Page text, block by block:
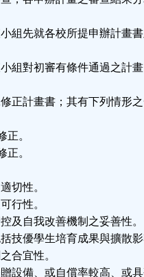
就各校所提申辦計畫書
初審有條件通過之計畫
畫書；其有下列情形之
。
。
性。
性。
我改善機制之妥善性。
學生培育成果與擴散影
宜性。
、或自償率較高、或具